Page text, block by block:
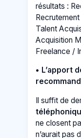
résultats :
Talent
Acquisition
Freelance /
• L’apport
Il suffit de
ne closent
n’aurait pas